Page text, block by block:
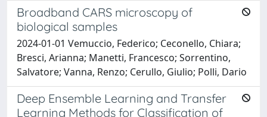
Broadband CARS microscopy of
biological samples
2024-01-01 Vemuccio, Federico; Ceconello, Chiara;
Bresci, Arianna; Manetti, Francesco; Sorrentino,
Salvatore; Vanna, Renzo; Cerullo, Giulio; Polli, Dario
Deep Ensemble Learning and Transfer
Learning Methods for Classification of